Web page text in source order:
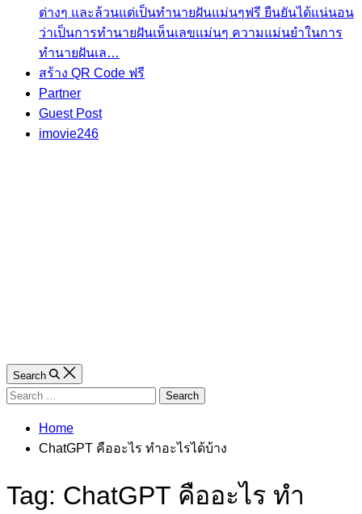
ต่างๆ และล้วนแต่เป็นทํานายฝันแม่นๆฟรี ยืนยันได้แน่นอน
ว่าเป็นการทำนายฝันเห็นเลขแม่นๆ ความแม่นยำในการ
ทํานายฝันเล…
สร้าง QR Code ฟรี
Partner
Guest Post
imovie246
Search
Search
Home
ChatGPT คืออะไร ทำอะไรได้บ้าง
Tag: ChatGPT คืออะไร ทำ